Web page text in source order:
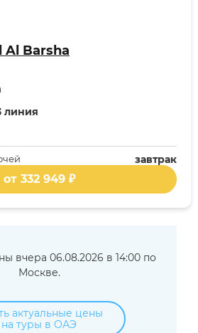
Al Barsha
линия
завтрак
от 332 949 ₽
вчера 06.08.2026 в 14:00 по
Москве.
актуальные цены
на туры в ОАЭ